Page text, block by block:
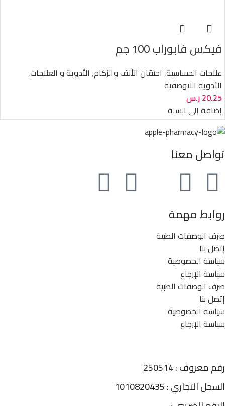
فيكس فابوراب 100 جم
علاجات الحساسية, احتقان الأنف والزكام, الأدوية و العلاجات,
الأدوية اللاوصفية
20.25ر.س
إضافة إلى السلة
تواصل معنا
روابط مهمة
صرف الوصفات الطبية
إتصل بنا
سياسة الخصوصية
سياسة الإرجاع
صرف الوصفات الطبية
إتصل بنا
سياسة الخصوصية
سياسة الإرجاع
رقم معروف : 250514
السجل التجاري : 1010820435